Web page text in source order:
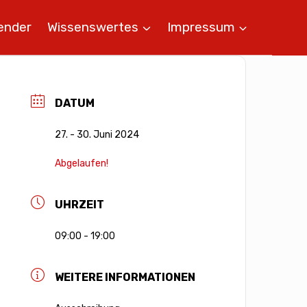
Wissenswertes Impressum
DATUM
27. - 30. Juni 2024
Abgelaufen!
UHRZEIT
09:00 - 19:00
WEITERE INFORMATIONEN